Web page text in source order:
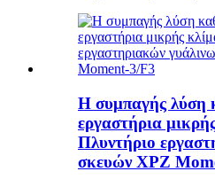
Η συμπαγής λύση
εργαστήρια
Πλυντήριο
σκευών XPZ